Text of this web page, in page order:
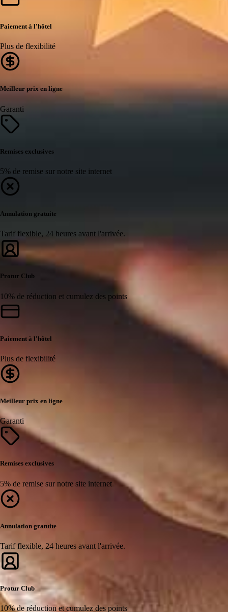
Paiement à l'hôtel
Plus de flexibilité
Meilleur prix en ligne
Garanti
Remises exclusives
5% de remise sur notre site internet
Annulation gratuite
Tarif flexible, 24 heures avant l'arrivée.
Protur Club
10% de réduction et cumulez des points
Paiement à l'hôtel
Plus de flexibilité
Meilleur prix en ligne
Garanti
Remises exclusives
5% de remise sur notre site internet
Annulation gratuite
Tarif flexible, 24 heures avant l'arrivée.
Protur Club
10% de réduction et cumulez des points